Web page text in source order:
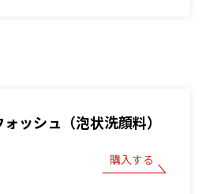
ッシュ（泡状洗顔料）
購入する